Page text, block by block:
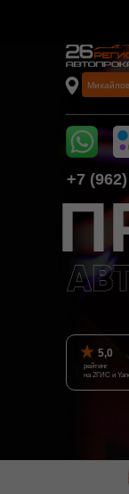
5,0
рейтинг
на 2ГИС и
+7